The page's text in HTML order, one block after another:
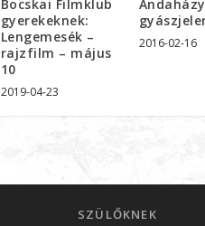
Bocskai Filmklub
gyerekeknek:
Lengemesék –
rajzfilm – május
10
2019-04-23
2016-02-16
SZÜLŐKNEK